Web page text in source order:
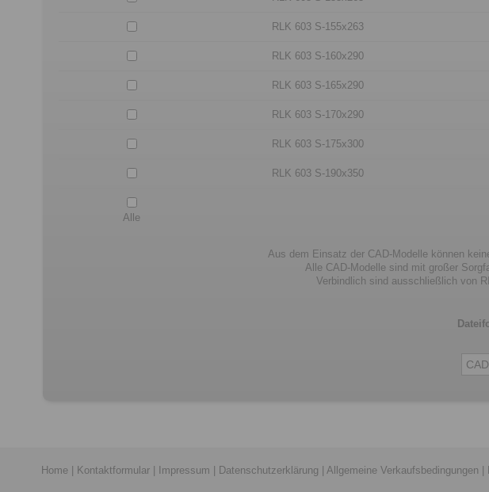
RLK 603 S-155x263
RLK 603 S-160x290
RLK 603 S-165x290
RLK 603 S-170x290
RLK 603 S-175x300
RLK 603 S-190x350
Alle
Aus dem Einsatz der CAD-Modelle können
Alle CAD-Modelle sind mit großer
Verbindlich sind ausschließlich von
Home Kontaktformular Impressum Datenschutzerklärung Allgemeine Verkaufsbedingungen